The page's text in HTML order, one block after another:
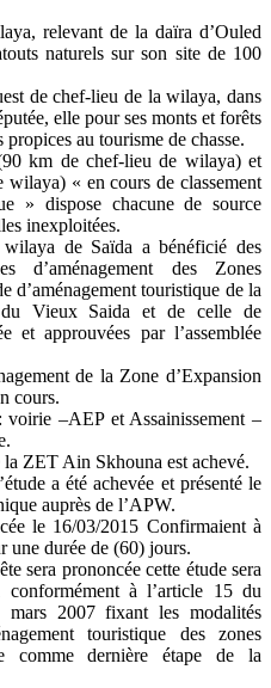
relevant de la daïra d’Ouled
naturels sur son site de 100
de chef-lieu de la wilaya, dans
elle pour ses monts et forêts
au tourisme de chasse.
km de chef-lieu de wilaya) et
« en cours de classement
» dispose chacune de source
inexploitées.
de Saïda a bénéficié des
d’aménagement des Zones
d’aménagement touristique de la
du Vieux Saida et de celle de
et approuvées par l’assemblée
de la Zone d’Expansion
cours.
–AEP et Assainissement –
la ZET Ain Skhouna est achevé.
a été achevée et présenté le
auprès de l’APW.
le 16/03/2015 Confirmaient à
une durée de (60) jours.
sera prononcée cette étude sera
à l’article 15 du
2007 fixant les modalités
touristique des zones
comme dernière étape de la